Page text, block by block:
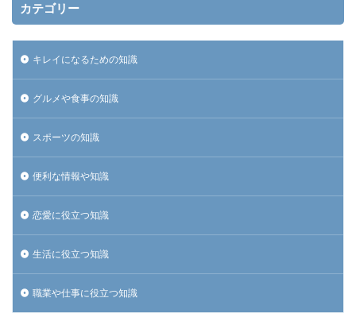
カテゴリー
キレイになるための知識
グルメや食事の知識
スポーツの知識
便利な情報や知識
恋愛に役立つ知識
生活に役立つ知識
職業や仕事に役立つ知識